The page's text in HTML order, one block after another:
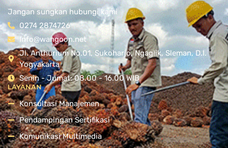
Jangan sungkan hubungi kami
0274 2874726
Info@wangoon.net
Jl. Anthurium No.01, Sukoharjo, Ngaglik, Sleman, D.I.
Yogyakarta
Senin - Jumat: 08.00 - 16.00 WIB
LAYANAN
Konsultasi Manajemen
Pendampingan Sertifikasi
Komunikasi Multimedia